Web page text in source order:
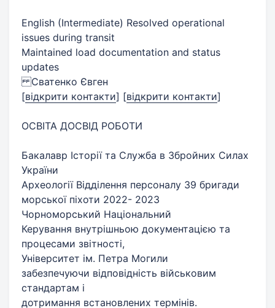
English (Intermediate) Resolved operational
issues during transit
Maintained load documentation and status
updates
Сватенко Євген
[відкрити контакти] [відкрити контакти]
ОСВІТА ДОСВІД РОБОТИ
Бакалавр Історії та Служба в Збройних Силах
України
Археології Відділення персоналу 39 бригади
морської піхоти 2022- 2023
Чорноморський Національний
Керування внутрішньою документацією та
процесами звітності,
Університет ім. Петра Могили
забезпечуючи відповідність військовим
стандартам і
дотримання встановлених термінів.